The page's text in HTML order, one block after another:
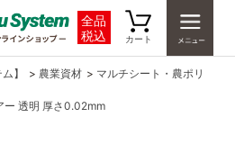
全品
税込
カート
】 > 農業資材 > マルチシート・農ポリ
ー 透明 厚さ0.02mm